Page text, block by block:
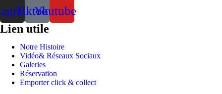
TiktokYoutube
Lien utile
Menu
Notre Histoire
Vidéo& Réseaux Sociaux
Galeries
Réservation
Emporter click & collect